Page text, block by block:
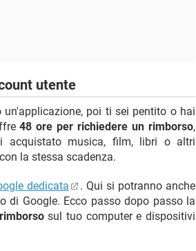
utente
poi ti sei pentito o hai
48 ore per richiedere un rimborso,
acquistato musica, film, libri o altri
la stessa scadenza.
dedicata
. Qui si potranno anche
di Google. Ecco passo dopo passo la
sul tuo computer e dispositivi